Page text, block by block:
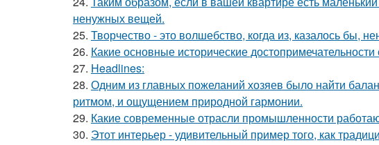
ненужных вещей.
25. Творчество - это волшебство, когда из, казалось бы,
26. Какие основные исторические достопримечательности
27. Headlines:
28. Одним из главных пожеланий хозяев было найти
ритмом, и ощущением природной гармонии.
29. Какие современные отрасли промышленности
30. Этот интерьер - удивительный пример того, как